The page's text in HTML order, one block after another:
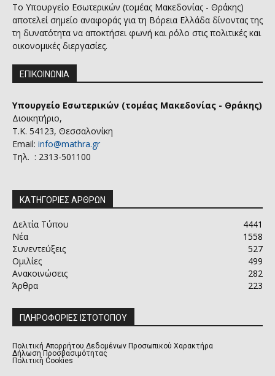
Το Υπουργείο Εσωτερικών (τομέας Μακεδονίας - Θράκης)
αποτελεί σημείο αναφοράς για τη Βόρεια Ελλάδα δίνοντας της
τη δυνατότητα να αποκτήσει φωνή και ρόλο στις πολιτικές και
οικονομικές διεργασίες.
ΕΠΙΚΟΙΝΩΝΙΑ
Υπουργείο Εσωτερικών (τομέας Μακεδονίας - Θράκης)
Διοικητήριο,
Τ.Κ. 54123, Θεσσαλονίκη
Email: info@mathra.gr
Τηλ. : 2313-501100
ΚΑΤΗΓΟΡΙΕΣ ΑΡΘΡΩΝ
Δελτία Τύπου
4441
Νέα
1558
Συνεντεύξεις
527
Ομιλίες
499
Ανακοινώσεις
282
Άρθρα
223
ΠΛΗΡΟΦΟΡΙΕΣ ΙΣΤΟΤΟΠΟΥ
Πολιτική Απορρήτου Δεδομένων Προσωπικού Χαρακτήρα
Δήλωση Προσβασιμότητας
Πολιτική Cookies